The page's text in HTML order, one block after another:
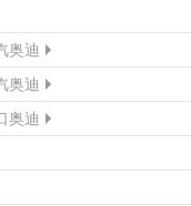
奥迪
奥迪
奥迪